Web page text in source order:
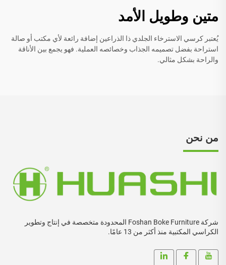
متين وطويل الأمد
يُعتبر كرسي الاسترخاء الجلدي ذا الذراعين إضافة رائعة لأي مكتب أو صالة
استراحة بفضل تصميمه الجذاب وخصائصه العملية. فهو يجمع بين الأناقة
والراحة بشكل مثالي.
من نحن
شركة Foshan Boke Furniture المحدودة متخصصة في إنتاج وتطوير
الكراسي المكتبية منذ أكثر من 13 عامًا.